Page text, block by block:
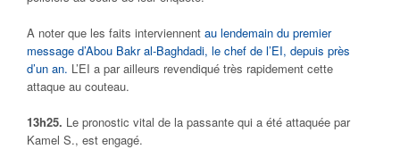
A noter que les faits interviennent au lendemain du premier
message d’Abou Bakr al-Baghdadi, le chef de l’EI, depuis près
d’un an. L’EI a par ailleurs revendiqué très rapidement cette
attaque au couteau.
13h25. Le pronostic vital de la passante qui a été attaquée par
Kamel S., est engagé.